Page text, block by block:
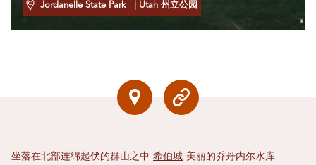
Jordanelle State Park | Utah 州立公园
坐落在北部连绵起伏的群山之中 希伯城 美丽的乔丹内尔水库